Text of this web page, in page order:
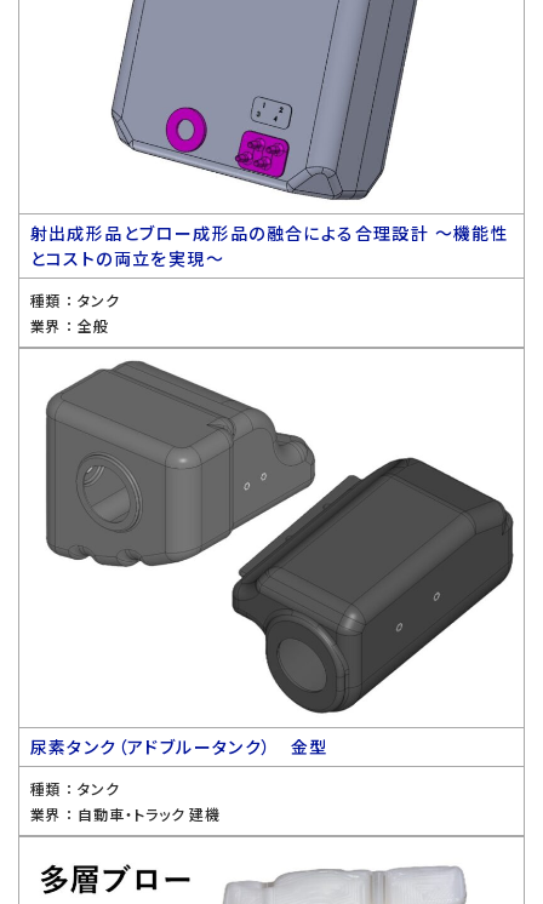
射出成形品とブロー成形品の融合による合理設計 〜機能性
とコストの両立を実現〜
種類 ： タンク
業界 ： 全般
尿素タンク（アドブルータンク） 金型
種類 ： タンク
業界 ： 自動車・トラック 建機